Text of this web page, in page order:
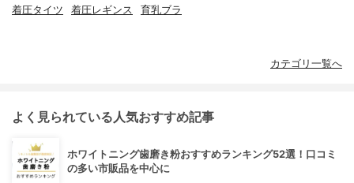
着圧タイツ 着圧レギンス 育乳ブラ
カテゴリ一覧へ
よく見られている人気おすすめ記事
ホワイトニング歯磨き粉おすすめランキング52選！口コミ
の多い市販品を中心に